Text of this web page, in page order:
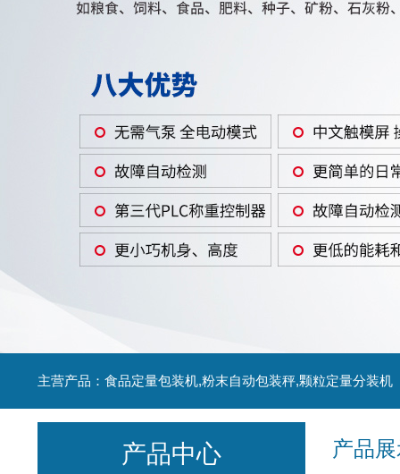
主营产品：食品定量包装机,粉末自动包装秤,颗粒定量分装机
产品
产品中心